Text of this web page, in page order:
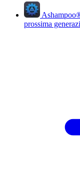
Ashampoo
prossima